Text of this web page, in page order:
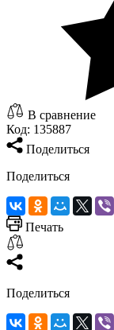
В сравнение
Код: 135887
Поделиться
Поделиться
Печать
Поделиться